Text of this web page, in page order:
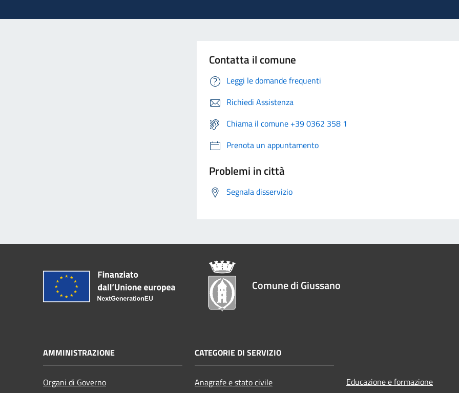
Contatta il comune
Leggi le domande frequenti
Richiedi Assistenza
Chiama il comune +39 0362 358 1
Prenota un appuntamento
Problemi in città
Segnala disservizio
Comune di Giussano
AMMINISTRAZIONE
Organi di Governo
CATEGORIE DI SERVIZIO
Anagrafe e stato civile
Educazione e formazione